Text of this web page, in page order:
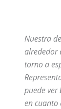
Nuestra
alrededor
torno a
puede ver
en